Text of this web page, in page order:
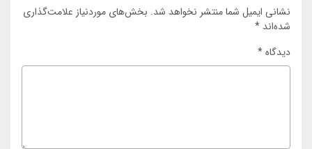
نشانی ایمیل شما منتشر نخواهد شد. بخش‌های موردنیاز علامت‌گذاری
شده‌اند *
دیدگاه*